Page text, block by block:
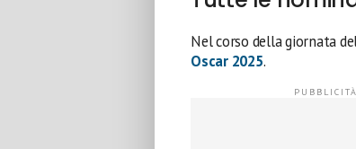
Nel corso della giornata
Oscar 2025.